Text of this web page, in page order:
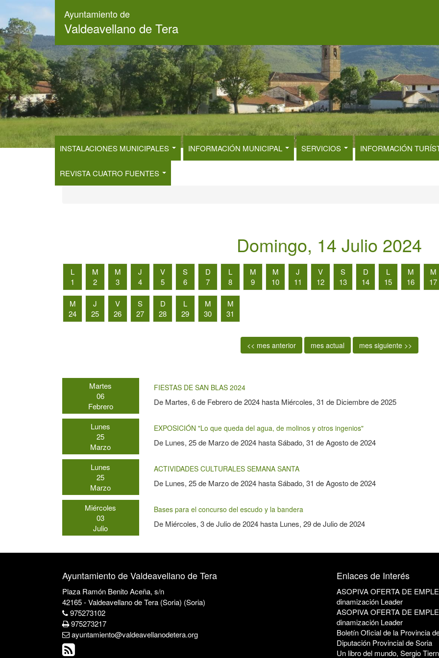
contenido
principal
Ayuntamiento de
Valdeavellano de Tera
INSTALACIONES MUNICIPALES INFORMACIÓN MUNICIPAL SERVICIOS INFORMACIÓN
REVISTA CUATRO FUENTES
Domingo, 14 Julio 2024
L
1
M
2
M
3
J
4
V
5
S
6
D
7
L
8
M
9
M
10
J
11
V
12
S
13
D
14
L
15
M
16
M
17
M
24
J
25
V
26
S
27
D
28
L
29
M
30
M
31
<< mes anterior mes actual mes siguiente >>
Martes
06
Febrero
FIESTAS DE SAN BLAS 2024
De Martes, 6 de Febrero de 2024hasta Miércoles, 31 de Diciembre de 2025
Lunes
25
Marzo
EXPOSICIÓN "Lo que queda del agua, de molinos y otros ingenios"
De Lunes, 25 de Marzo de 2024hastaSábado, 31 de Agosto de 2024
Lunes
25
Marzo
ACTIVIDADES CULTURALES SEMANA SANTA
De Lunes, 25 de Marzo de 2024hastaSábado, 31 de Agosto de 2024
Miércoles
03
Julio
Bases para el concurso del escudo y la bandera
De Miércoles, 3 de Julio de 2024hasta Lunes, 29 de Julio de 2024
Ayuntamiento de Valdeavellano de Tera
Plaza Ramón Benito Aceña, s/n
42165 - Valdeavellano de Tera (Soria) (Soria)
975273102
975273217
ayuntamiento@valdeavellanodetera.org
Enlaces de Interés
ASOPIVA OFERTA DE
dinamización Leader
ASOPIVA OFERTA DE
dinamización Leader
Boletín Oficial de la Provincia
Diputación Provincial de Soria
Un libro del mundo, Sergio